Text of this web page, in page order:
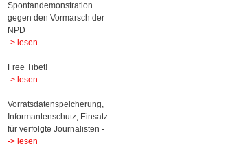
Spontandemonstration
gegen den Vormarsch der
NPD
-> lesen
Free Tibet!
-> lesen
Vorratsdatenspeicherung,
Informantenschutz, Einsatz
für verfolgte Journalisten -
-> lesen